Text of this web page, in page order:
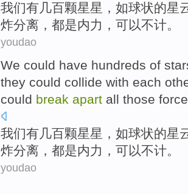
我们有几百颗星星 ， 如球状的星
炸分离 ， 都是内力 ，可以不计。
youdao
We could have hundreds of
they could collide with each
could break apart all those
我们有几百颗星星 ， 如球状的星
炸分离 ， 都是内力 ，可以不计。
youdao